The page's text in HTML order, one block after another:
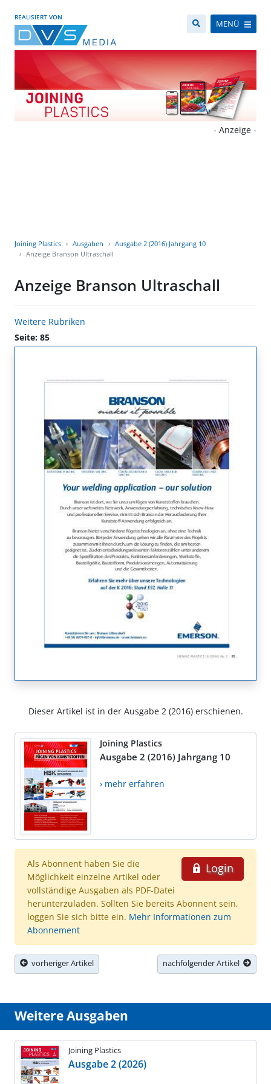
REALISIERT VON
MENÜ
- Anzeige -
Joining Plastics Ausgaben
Ausgabe 2 (2016) Jahrgang 10
Anzeige Branson Ultraschall
Anzeige Branson Ultraschall
Weitere Rubriken
Seite: 85
Dieser Artikel ist in der Ausgabe 2 (2016) erschienen.
Joining Plastics
Ausgabe 2 (2016) Jahrgang 10
› mehr erfahren
Login
Als Abonnent haben Sie die
Möglichkeit einzelne Artikel oder
vollständige Ausgaben als PDF-Datei
herunterzuladen. Sollten Sie bereits Abonnent sein,
loggen Sie sich bitte ein. Mehr Informationen zum
Abonnement
vorheriger Artikel nachfolgender Artikel
Weitere Ausgaben
Joining Plastics
Ausgabe 2 (2026)